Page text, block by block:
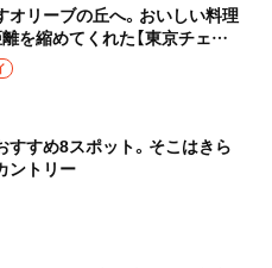
オリーブの丘へ。おいしい料理
を縮めてくれた【東京チェン
すすめ8スポット。そこはきら
ントリー